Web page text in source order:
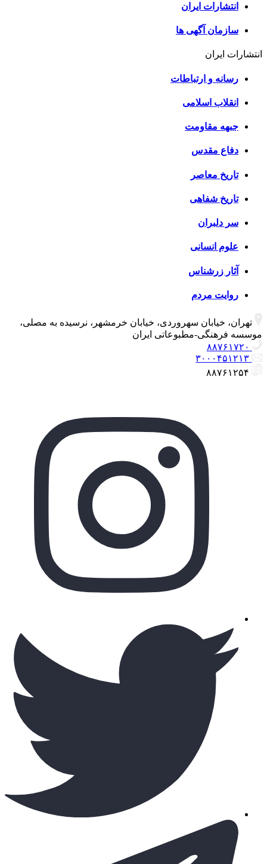
انتشارات ایران
سازمان آگهی ها
انتشارات ایران
رسانه و ارتباطات
انقلاب اسلامی
جبهه مقاومت
دفاع مقدس
تاریخ معاصر
تاریخ شفاهی
سر دلبران
علوم انسانی
آثار زرشناس
روایت مردم
تهران، خیابان سهروردی، خیابان خرمشهر، نرسیده به مصلی،
موسسه فرهنگی-مطبوعاتی ایران